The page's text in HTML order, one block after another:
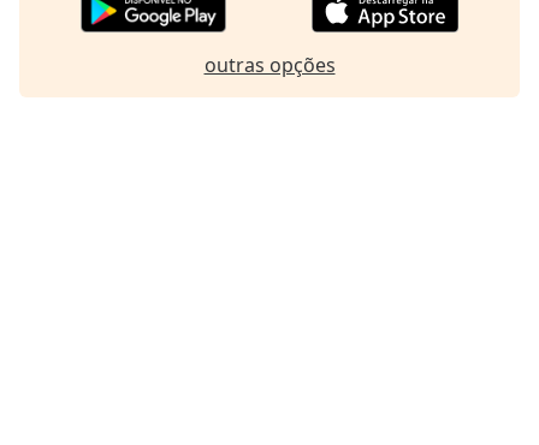
outras opções